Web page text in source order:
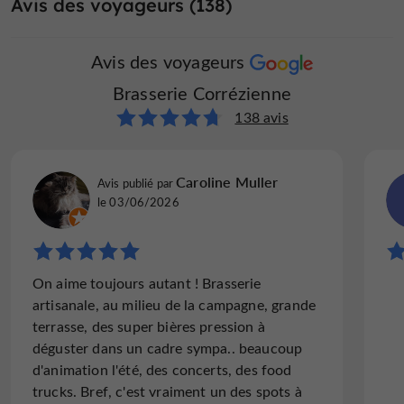
des millions de combinaisons possibles. La brasserie
légères ou plus alcoolisées, des bières auxarômes
intenses et à l’amertume rafraîchissante
aciduléesou encore des
bières affinées en
. Autant de créations artisanales brassées en
Une brasserie engagée pour l’environnement en
L’engagement environnemental est un axe fort de la
Brasserie Corrézienne à Marcillac-la-Croze.90 % des
matières premières utilisées sont issues de
l’agriculture biologique, avec un malt provenant en
grande partie de la malterie occitane. Produire
desbières bio et locales en Corrèzeest une priorité.
Avis des voyageurs (138)
Avis des voyageurs
Brasserie Corrézienne
138 avis
Avis publié parCaroline Muller
le 03/06/2026
On aime toujours autant ! Brasserie
artisanale, au milieu de la campagne, grande
terrasse, des super bières pression à
déguster dans un cadre sympa.. beaucoup
d'animation l'été, des concerts, des food
trucks. Bref, c'est vraiment un des spots à